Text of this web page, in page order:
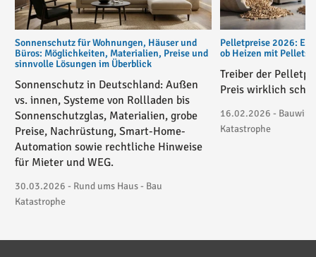
Sonnenschutz für Wohnungen, Häuser und
Büros: Möglichkeiten, Materialien, Preise und
sinnvolle Lösungen im Überblick
Sonnenschutz in Deutschland: Außen
vs. innen, Systeme von Rollladen bis
Sonnenschutzglas, Materialien, grobe
Preise, Nachrüstung, Smart-Home-
Automation sowie rechtliche Hinweise
für Mieter und WEG.
30.03.2026 - Rund ums Haus - Bau
Katastrophe
Pelletpreise 2026:
ob Heizen mit Pellets
Treiber der
Preis wirklich
16.02.2026 -
Katastrophe